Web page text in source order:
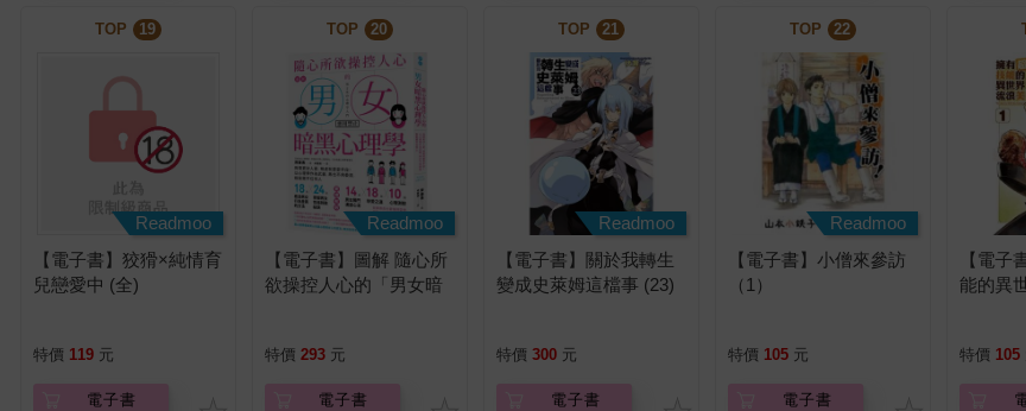
TOP 19
Readmoo
【電子書】狡猾×純情育
兒戀愛中 (全)
特價 119 元
電子書
TOP 20
Readmoo
【電子書】圖解 隨心所
欲操控人心的「男女暗
特價 293 元
電子書
TOP 21
Readmoo
【電子書】關於我轉生
變成史萊姆這檔事 (23)
特價 300 元
電子書
TOP 22
Readmoo
【電子書】小僧來參訪
（1）
特價 105 元
電子書
【電子
能的異
特價 105